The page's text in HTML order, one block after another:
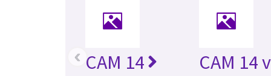
CAM 14 CAM 14
‹